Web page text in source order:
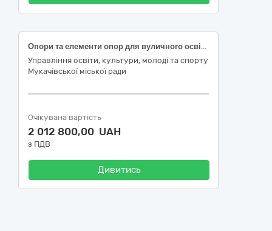
Опори та елементи опор для вуличного освітлення
Управління освіти, культури, молоді та спорту
Мукачівської міської ради
Очікувана вартість
2 012 800,00 UAH
з ПДВ
Дивитись